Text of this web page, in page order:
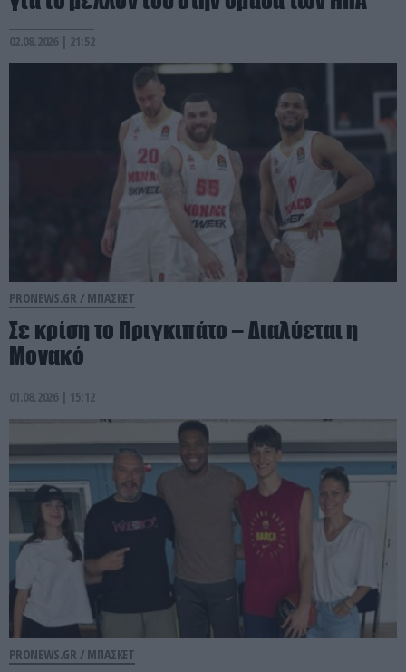
02.08.2026 | 21:52
PRONEWS.GR / ΜΠΑΣΚΕΤ
Σε κρίση το Πριγκιπάτο – Διαλύεται η
Μονακό
01.08.2026 | 15:12
PRONEWS.GR / ΜΠΑΣΚΕΤ